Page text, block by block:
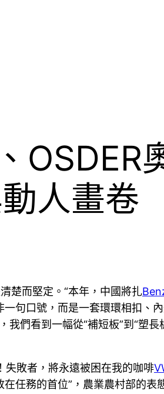
OSDER
人畫卷
楚而堅定。“本年，中國將扎
一句口號，而是一套環環相扣、
們看到一幅從“補短板”到“塑長
失敗者，將永遠被困在我的咖啡
任務的首位”，農業農村部的表